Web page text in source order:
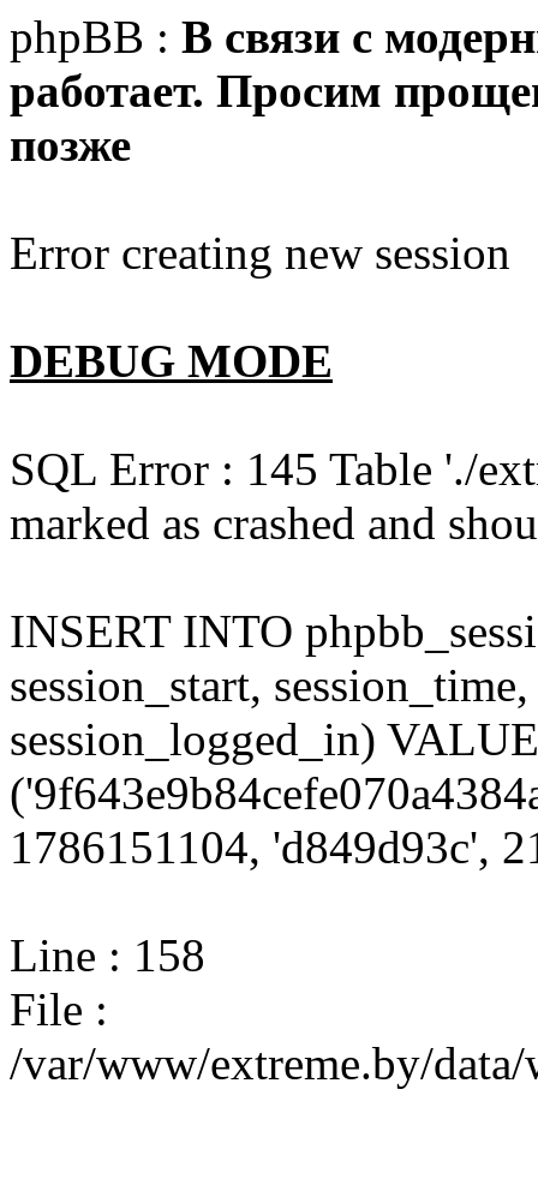
phpBB : В связи с
работает. Просим
позже
Error creating new session
DEBUG MODE
SQL Error : 145 Table './
marked as crashed and
INSERT INTO
session_start,
session_logged_in)
1786151104, 'd849d93c',
Line : 158
File :
/var/www/extreme.by/